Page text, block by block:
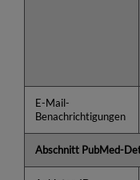
E-Mail-
Benachrichtigungen
Abschnitt PubMed-